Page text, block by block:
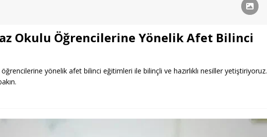
Okulu Öğrencilerine Yönelik Afet Bilinci
yönelik afet bilinci eğitimleri ile bilinçli ve hazırlıklı nesiller yetiştiriyoruz.